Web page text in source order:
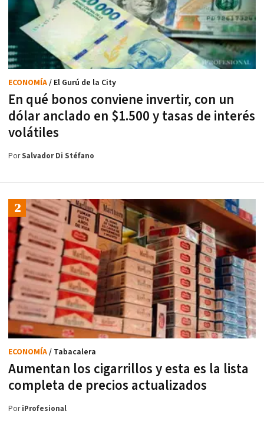
En qué bonos conviene invertir, con un
dólar anclado en $1.500 y tasas de interés
volátiles
ECONOMÍA/ El Gurú de la City
PorSalvador Di Stéfano
Aumentan los cigarrillos y esta es la lista
completa de precios actualizados
ECONOMÍA/ Tabacalera
PoriProfesional